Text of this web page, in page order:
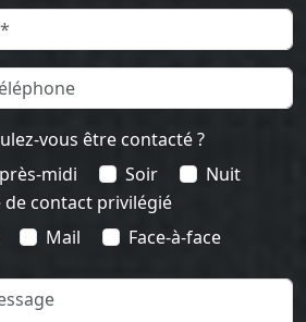
vous être contacté ?
midi Soir
Nuit
de contact privilégié
Mail Face-à-face